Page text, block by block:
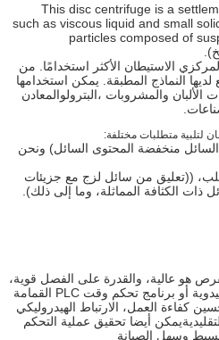
This disc centrifuge is a
difficult to separate materials (such as viscous liquid and small
particles composed of
الاستيطان الأكثر استخدامًا. من
النماذج المطبقة. يمكن استخدامها
الألبان والمشروبات ،البترولوالمعادن
لتلبية متطلبات مختلفة:
منخفضة المحتوى السائل) ونحن
((تعليق من سائل لزج مع جزيئات
الكثافة المماثلة، وما إلى ذلك).
هو عالية، والقدرة على الفصل قوية،
والنموذج يمكن أن تدرك القمامة اليدوية أو برنامج تحكم وقت PLC القمامة
كفاءة العمل، الارتباط الهيدروليكي
أيضا تحقيق عملية التحكم
وسهل الصيانة